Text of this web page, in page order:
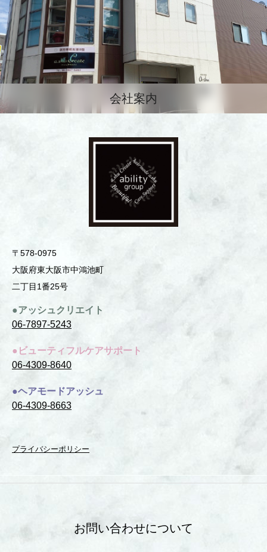
会社案内
〒578-0975
⼤阪府東⼤阪市中鴻池町
⼆丁⽬1番25号
●アッシュクリエイト
06-7897-5243
●ビューティフルケアサポート
06-4309-8640
●ヘアモードアッシュ
06-4309-8663
プライバシーポリシー
お問い合わせについて